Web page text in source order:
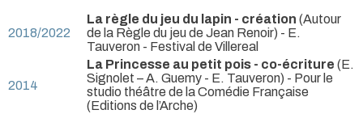
2018/2022
La règle du jeu du lapin - création (Autour
de la Règle du jeu de Jean Renoir) - E.
Tauveron - Festival de Villereal
2014
La Princesse au petit pois - co-écriture (E.
Signolet – A. Guemy - E. Tauveron) - Pour le
studio théâtre de la Comédie Française
(Editions de l’Arche)